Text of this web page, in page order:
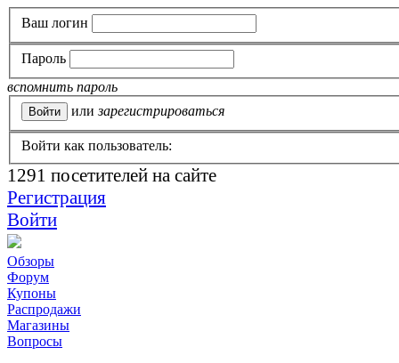
Ваш логин
Пароль
вспомнить пароль
или зарегистрироваться
Войти как пользователь:
1291 посетителей на сайте
Регистрация
Войти
Обзоры
Форум
Купоны
Распродажи
Магазины
Вопросы